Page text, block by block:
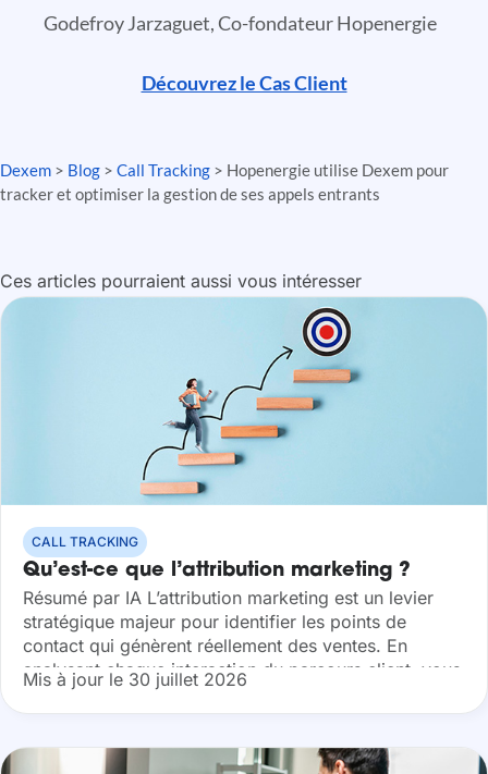
Godefroy Jarzaguet, Co-fondateur Hopenergie
Découvrez le Cas Client
Dexem > Blog > Call Tracking > Hopenergie utilise Dexem pour
tracker et optimiser la gestion de ses appels entrants
Ces articles pourraient aussi vous intéresser
CALL TRACKING
Qu’est-ce que l’attribution marketing ?
Résumé par IA L’attribution marketing est un levier
stratégique majeur pour identifier les points de
contact qui génèrent réellement des ventes. En
analysant chaque interaction du parcours client, vous
pouvez optimiser vos investissements publicitaires,
booster votre...
Mis à jour le 30 juillet 2026